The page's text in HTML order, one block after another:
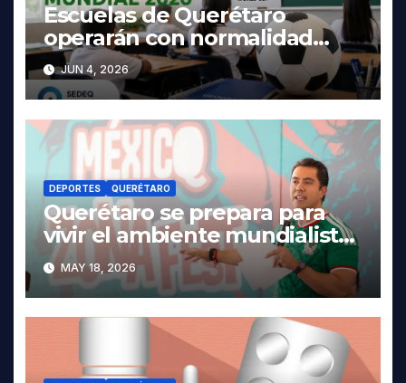
Escuelas de Querétaro
operarán con normalidad
durante el Mundial 2026,
confirma SEDEQ
JUN 4, 2026
DEPORTES QUERÉTARO
Querétaro se prepara para
vivir el ambiente mundialista.
MAY 18, 2026